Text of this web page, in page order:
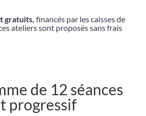
gratuits, financés par les caisses de
ateliers sont proposés sans frais
de 12 séances
progressif